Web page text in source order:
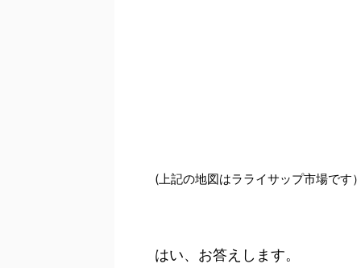
(上記の地図はラライサップ市場です
はい、お答えします。